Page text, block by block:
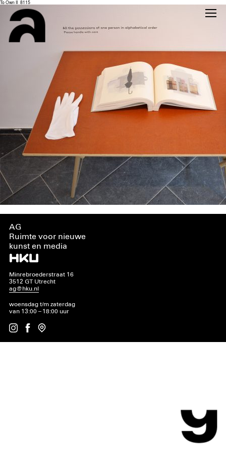
To Own II_8115
AG
Ruimte voor nieuwe
kunst en media
Minrebroederstraat 16
3512 GT Utrecht
ag@hku.nl
woensdag t/m zaterdag
van 13:00 – 18:00 uur